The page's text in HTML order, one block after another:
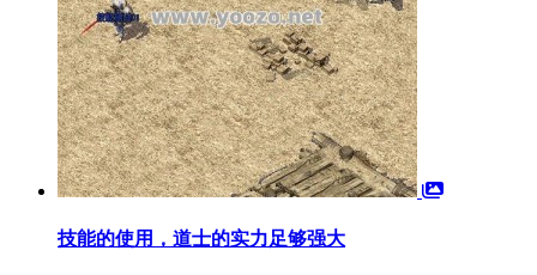
技能的使用，道士的实力足够强大